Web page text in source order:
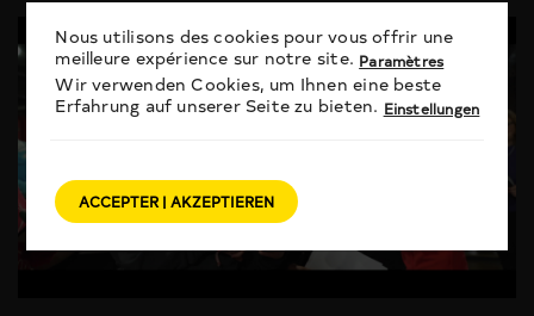
Nous utilisons des cookies pour vous offrir une
meilleure expérience sur notre site. Paramètres
Wir verwenden Cookies, um Ihnen eine beste
Erfahrung auf unserer Seite zu bieten. Einstellungen
ACCEPTER | AKZEPTIEREN